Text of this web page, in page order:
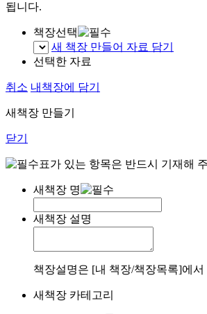
됩니다.
책장선택
새 책장 만들어 자료 담기
선택한 자료
취소 내책장에 담기
새책장 만들기
닫기
표가 있는 항목은 반드시 기재해
새책장 명
새책장 설명
책장설명은 [내 책장/책장목록]에
새책장 카테고리